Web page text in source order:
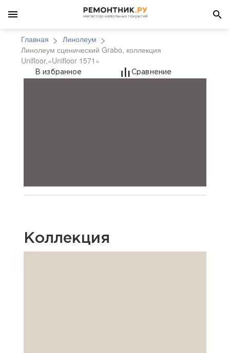
Главная
Линолеум
Линолеум сценический Grabo, коллекция
Unifloor,«Unifloor 1571»
Линолеум
В избранное Сравнение
Коллекция